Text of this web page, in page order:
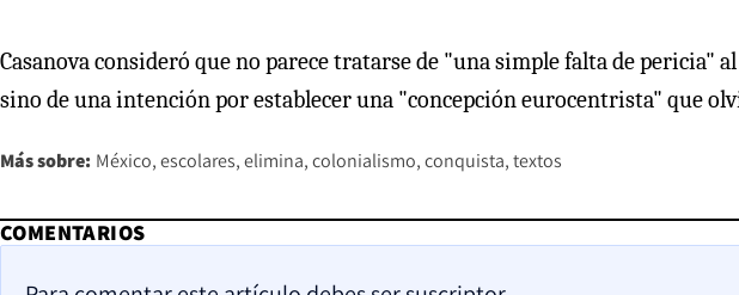
Casanova consideró que no parece tratarse de "una simple falta de pericia"
sino de una intención por establecer una "concepción eurocentrista" que
Más sobre: México escolares elimina colonialismo conquista textos
COMENTARIOS